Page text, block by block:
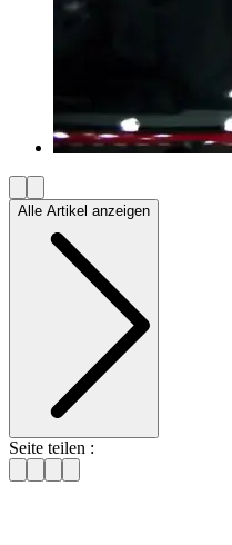
Alle Artikel anzeigen
Seite teilen :